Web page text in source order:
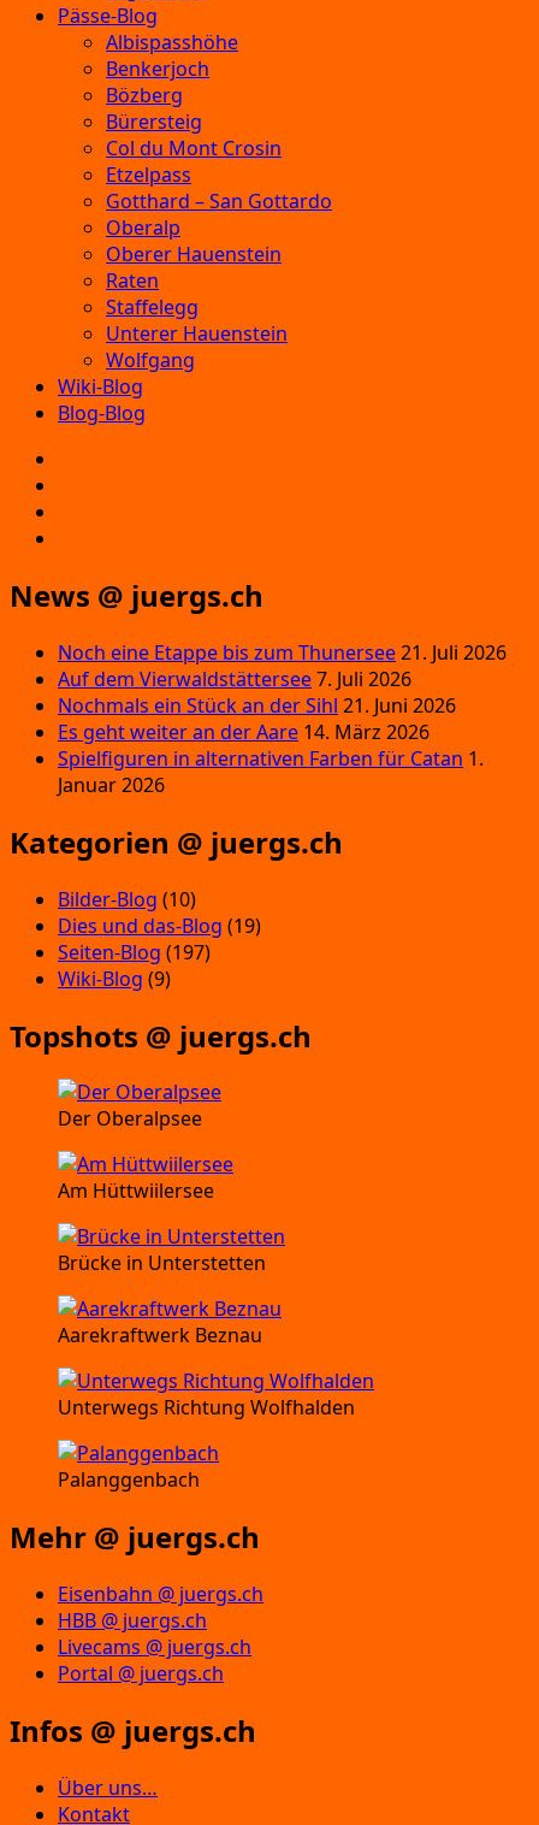
Pässe-Blog
Albispasshöhe
Benkerjoch
Bözberg
Bürersteig
Col du Mont Crosin
Etzelpass
Gotthard – San Gottardo
Oberalp
Oberer Hauenstein
Raten
Staffelegg
Unterer Hauenstein
Wolfgang
Wiki-Blog
Blog-Blog
News @ juergs.ch
Noch eine Etappe bis zum Thunersee21. Juli 2026
Auf dem Vierwaldstättersee7. Juli 2026
Nochmals ein Stück an der Sihl 21. Juni 2026
Es geht weiter an der Aare 14. März 2026
Spielfiguren in alternativen Farben für Catan 1.
Januar 2026
Kategorien @ juergs.ch
Bilder-Blog (10)
Dies und das-Blog (19)
Seiten-Blog (197)
Wiki-Blog (9)
Topshots @ juergs.ch
Der Oberalpsee
Am Hüttwiilersee
Brücke in Unterstetten
Aarekraftwerk Beznau
Unterwegs Richtung Wolfhalden
Palanggenbach
Mehr @ juergs.ch
Eisenbahn @ juergs.ch
HBB @ juergs.ch
Livecams @ juergs.ch
Portal @ juergs.ch
Infos @ juergs.ch
Über uns…
Kontakt